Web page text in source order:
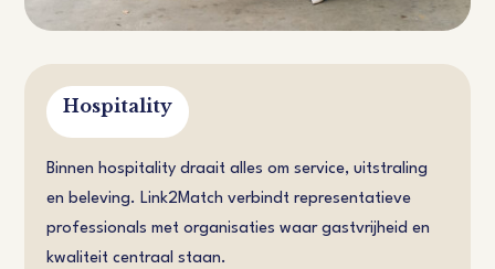
Hospitality
Binnen hospitality draait alles om service, uitstraling
en beleving. Link2Match verbindt representatieve
professionals met organisaties waar gastvrijheid en
kwaliteit centraal staan.